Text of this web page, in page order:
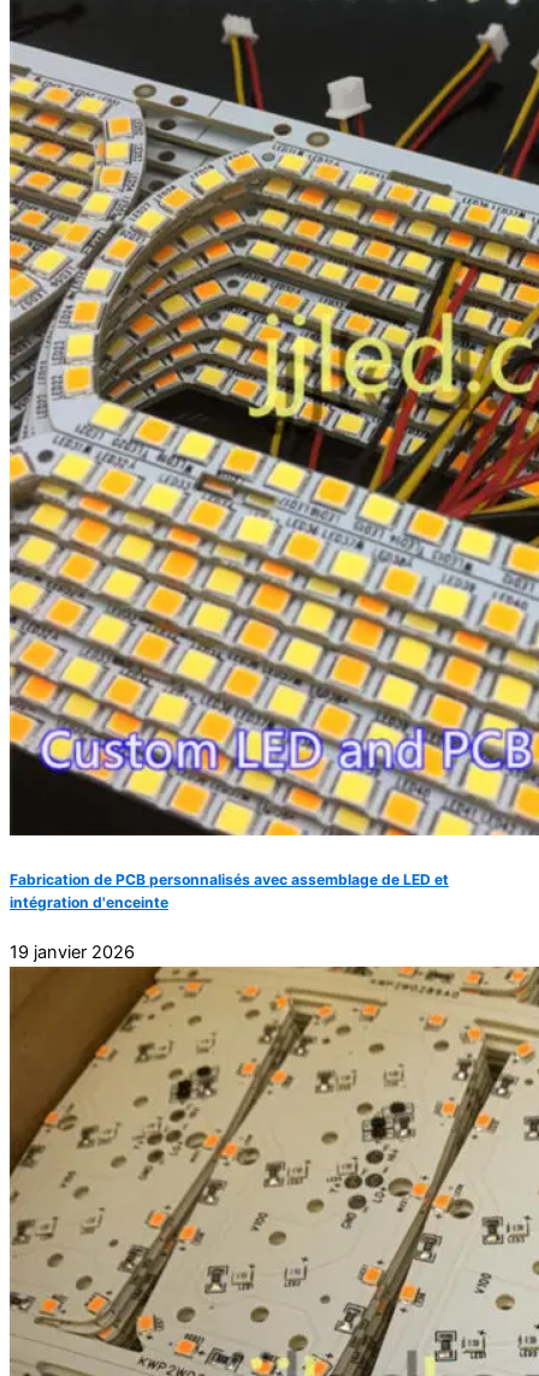
Fabrication de PCB personnalisés avec assemblage de LED et
intégration d'enceinte
19 janvier 2026